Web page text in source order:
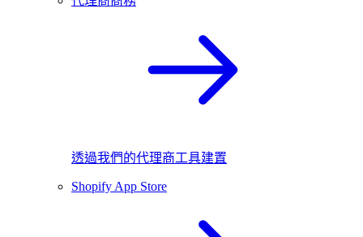
透過我們的代理商工具建置
Shopify App Store